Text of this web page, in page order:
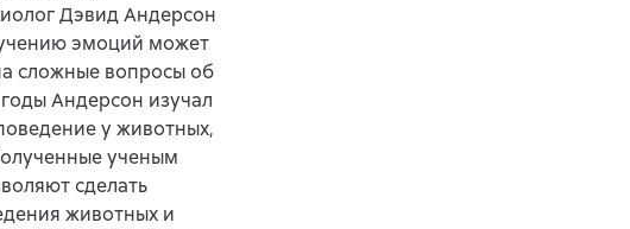
Дэвид Андерсон
эмоций может
сложные вопросы об
Андерсон изучал
у животных,
ученым
сделать
животных и